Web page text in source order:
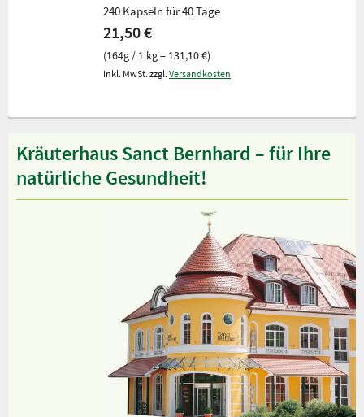
240 Kapseln für 40 Tage
21,50 €
(164g / 1 kg = 131,10 €)
inkl. MwSt. zzgl. Versandkosten
Kräuterhaus Sanct Bernhard – für Ihre
natürliche Gesundheit!